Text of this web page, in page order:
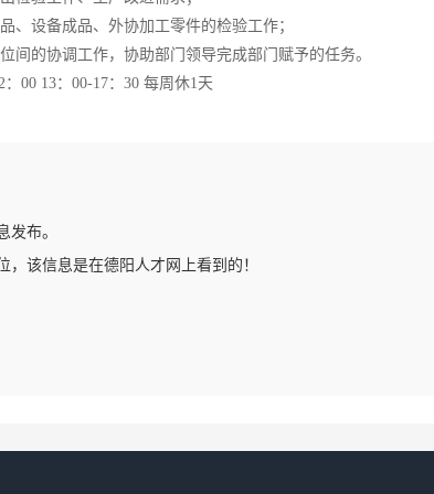
、设备成品、外协加工零件的检验工作；
间的协调工作，协助部门领导完成部门赋予的任务。
00 13：00-17：30 每周休1天
发布。
，该信息是在德阳人才网上看到的！